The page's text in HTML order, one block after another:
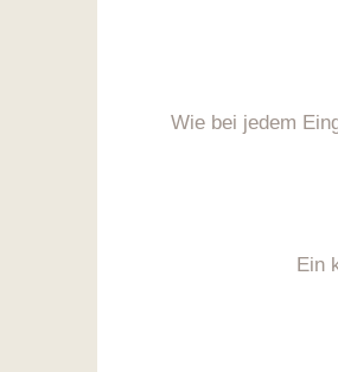
Wie bei jedem
Ein